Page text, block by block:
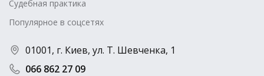
Судебная практика
Популярное в соцсетях
066 862 27 09
01001, г. Киев, ул. Т. Шевченка, 1